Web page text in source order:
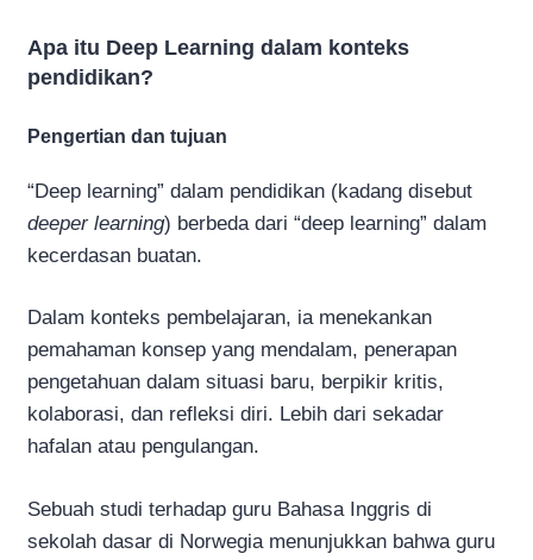
Apa itu Deep Learning dalam konteks
pendidikan?
Pengertian dan tujuan
“Deep learning” dalam pendidikan (kadang disebut
deeper learning) berbeda dari “deep learning” dalam
kecerdasan buatan.
Dalam konteks pembelajaran, ia menekankan
pemahaman konsep yang mendalam, penerapan
pengetahuan dalam situasi baru, berpikir kritis,
kolaborasi, dan refleksi diri. Lebih dari sekadar
hafalan atau pengulangan.
Sebuah studi terhadap guru Bahasa Inggris di
sekolah dasar di Norwegia menunjukkan bahwa guru